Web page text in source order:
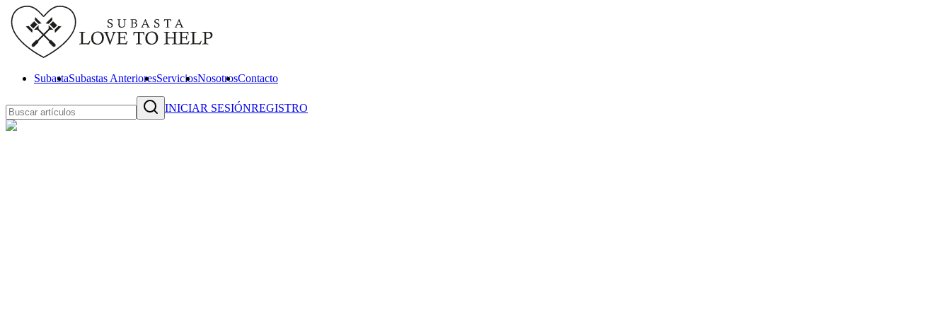
SubastaSubastas AnterioresServiciosNosotrosContacto
INICIAR SESIÓNREGISTRO